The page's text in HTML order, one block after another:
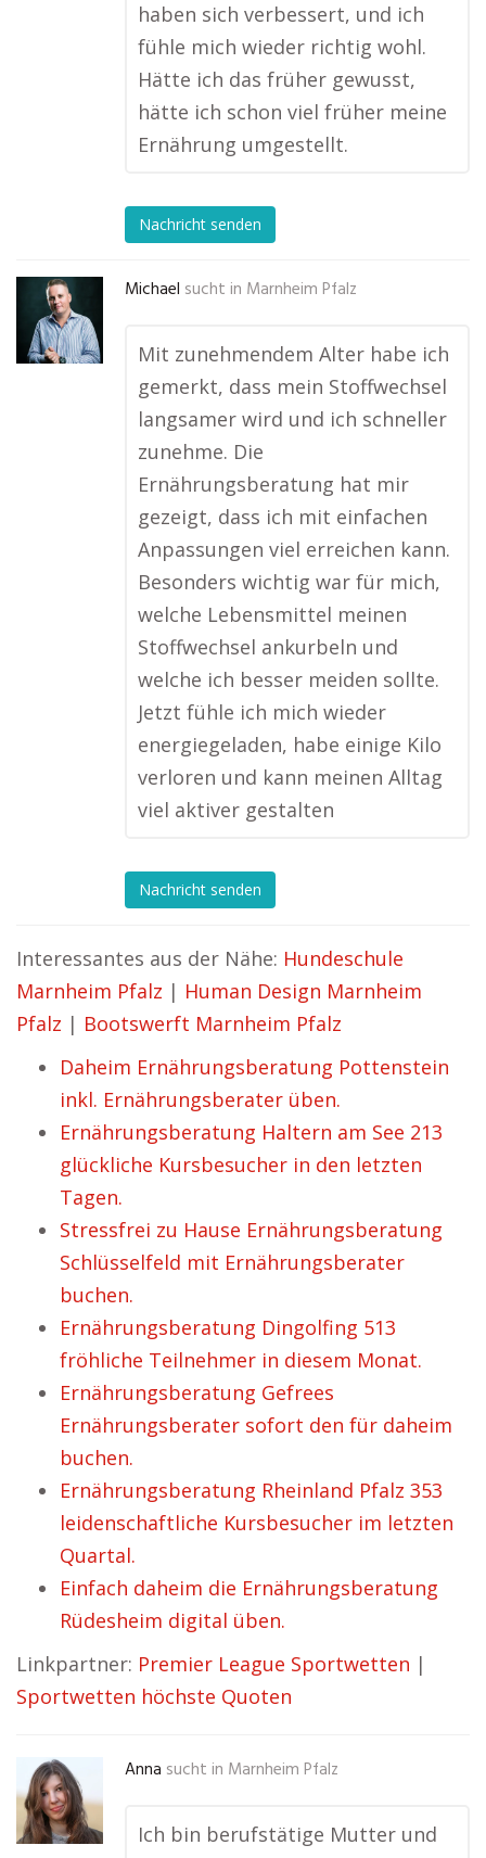
haben sich verbessert, und ich
fühle mich wieder richtig wohl.
Hätte ich das früher gewusst,
hätte ich schon viel früher meine
Ernährung umgestellt.
Nachricht senden
Michael sucht in Marnheim Pfalz
Mit zunehmendem Alter habe ich
gemerkt, dass mein Stoffwechsel
langsamer wird und ich schneller
zunehme. Die
Ernährungsberatung hat mir
gezeigt, dass ich mit einfachen
Anpassungen viel erreichen kann.
Besonders wichtig war für mich,
welche Lebensmittel meinen
Stoffwechsel ankurbeln und
welche ich besser meiden sollte.
Jetzt fühle ich mich wieder
energiegeladen, habe einige Kilo
verloren und kann meinen Alltag
viel aktiver gestalten
Nachricht senden
Interessantes aus der Nähe: Hundeschule
Marnheim Pfalz | Human Design Marnheim
Pfalz | Bootswerft Marnheim Pfalz
Daheim Ernährungsberatung Pottenstein
inkl. Ernährungsberater üben.
Ernährungsberatung Haltern am See 213
glückliche Kursbesucher in den letzten
Tagen.
Stressfrei zu Hause Ernährungsberatung
Schlüsselfeld mit Ernährungsberater
buchen.
Ernährungsberatung Dingolfing 513
fröhliche Teilnehmer in diesem Monat.
Ernährungsberatung Gefrees
Ernährungsberater sofort den für daheim
buchen.
Ernährungsberatung Rheinland Pfalz 353
leidenschaftliche Kursbesucher im letzten
Quartal.
Einfach daheim die Ernährungsberatung
Rüdesheim digital üben.
Linkpartner: Premier League Sportwetten |
Sportwetten höchste Quoten
Anna sucht in Marnheim Pfalz
Ich bin berufstätige Mutter und